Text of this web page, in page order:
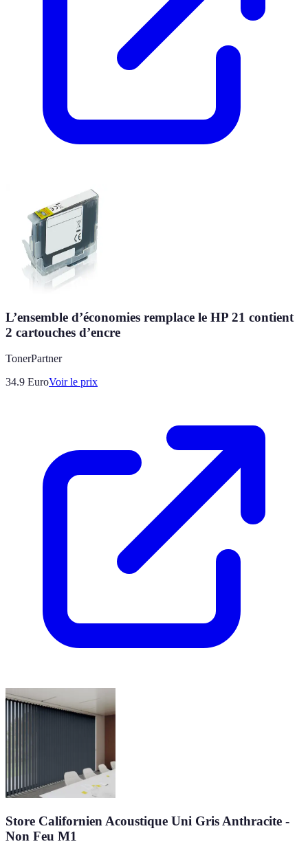
L’ensemble d’économies remplace le HP 21 contient
2 cartouches d’encre
TonerPartner
34.9 EuroVoir le prix
Store Californien Acoustique Uni Gris Anthracite -
Non Feu M1